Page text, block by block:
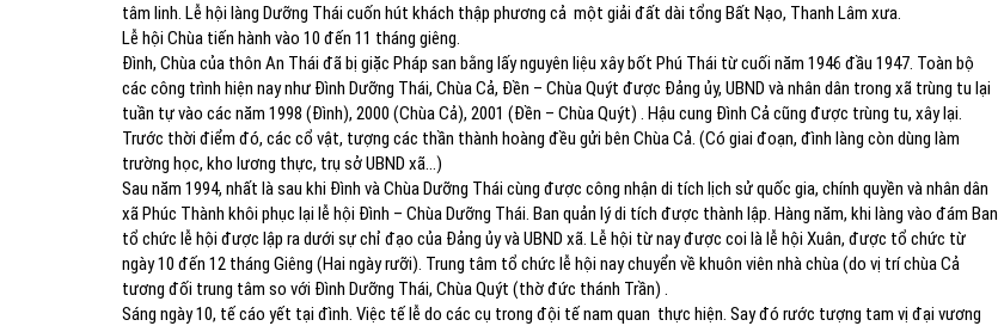
tâm linh. Lễ hội làng Dưỡng Thái cuốn hút khách thập phương cả một giải đất dài tổng Bất Nạo, Thanh Lâm xưa.
Lễ hội Chùa tiến hành vào 10 đến 11 tháng giêng.
Đình, Chùa của thôn An Thái đã bị giặc Pháp san bằng lấy nguyên liệu xây bốt Phú Thái từ cuối năm 1946 đầu 1947. Toàn bộ
các công trình hiện nay như Đình Dưỡng Thái, Chùa Cả, Đền – Chùa Quýt được Đảng ủy, UBND và nhân dân trong xã trùng tu lại
tuần tự vào các năm 1998 (Đình), 2000 (Chùa Cả), 2001 (Đền – Chùa Quýt) . Hậu cung Đình Cả cũng được trùng tu, xây lại.
Trước thời điểm đó, các cổ vật, tượng các thần thành hoàng đều gửi bên Chùa Cả. (Có giai đoạn, đình làng còn dùng làm
trường học, kho lương thực, trụ sở UBND xã…)
Sau năm 1994, nhất là sau khi Đình và Chùa Dưỡng Thái cùng được công nhận di tích lịch sử quốc gia, chính quyền và nhân dân
xã Phúc Thành khôi phục lại lễ hội Đình – Chùa Dưỡng Thái. Ban quản lý di tích được thành lập. Hàng năm, khi làng vào đám Ban
tổ chức lễ hội được lập ra dưới sự chỉ đạo của Đảng ủy và UBND xã. Lễ hội từ nay được coi là lễ hội Xuân, được tổ chức từ
ngày 10 đến 12 tháng Giêng (Hai ngày rưỡi). Trung tâm tổ chức lễ hội nay chuyển về khuôn viên nhà chùa (do vị trí chùa Cả
tương đối trung tâm so với Đình Dưỡng Thái, Chùa Quýt (thờ đức thánh Trần) .
Sáng ngày 10, tế cáo yết tại đình. Việc tế lễ do các cụ trong đội tế nam quan thực hiện. Say đó rước tượng tam vị đại vương